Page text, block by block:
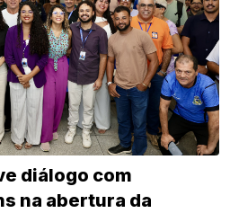
diálogo com
na abertura da